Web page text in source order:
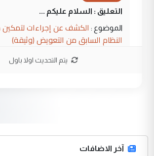
التعليق : السلام عليكم ...
الموضوع : الكشف عن إجراءات لتمكين
النظام السابق من التعويض (وثيقة)
محمد حسين عبد الكريم حسين
صلاح مهدي حسن
يتم التحديث اولا باول
آخر الاضافات